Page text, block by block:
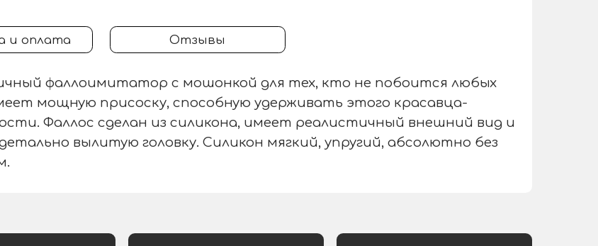
и оплата Отзывы
фаллоимитатор с мошонкой для тех, кто не побоится любых
мощную присоску, способную удерживать этого красавца-
Фаллос сделан из силикона, имеет реалистичный внешний вид и
вылитую головку. Силикон мягкий, упругий, абсолютно без